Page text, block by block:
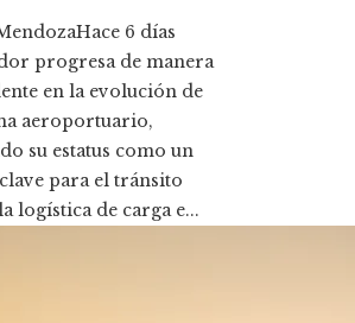
Hace 6 días
progresa de manera
en la evolución de
aeroportuario,
su estatus como un
para el tránsito
logística de carga e...